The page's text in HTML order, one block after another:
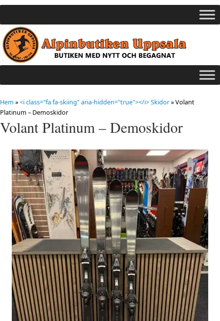
Hem »<i class="fa fa-skiing" aria-hidden="true"></i> Skidor»Volant
Platinum – Demoskidor
Volant Platinum – Demoskidor